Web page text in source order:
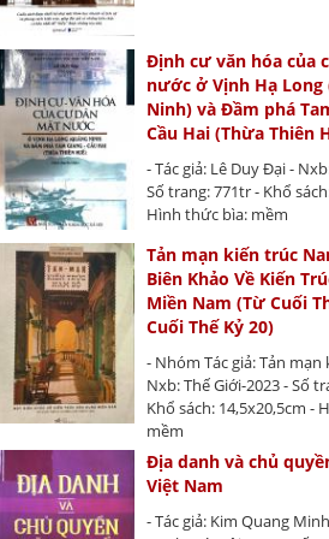
Định cư văn hóa của
nước ở Vịnh Hạ Long
Ninh) và Đầm phá
Cầu Hai (Thừa Thiên
- Tác giả: Lê Duy Đại -
Số trang: 771tr - Khổ
Hình thức bìa: mềm
Tản mạn kiến trúc
Biên Khảo Về Kiến
Miền Nam (Từ Cuối
Cuối Thế Kỷ 20)
- Nhóm Tác giả: Tản mạn
Nxb: Thế Giới-2023 - Số
Khổ sách: 14,5x20,5cm -
mềm
Địa danh và chủ
Việt Nam
- Tác giả: Kim Quang